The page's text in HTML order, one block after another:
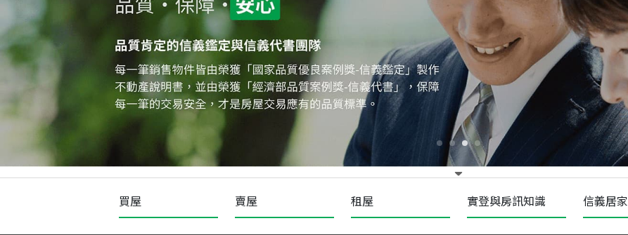
年 07 月 成交
四維天廈
新竹市新竹市四維路
115 月 成交
菁英典藏
新竹市新竹市慈祥路
買屋 賣屋 租屋 實登與房訊知識 信義居家